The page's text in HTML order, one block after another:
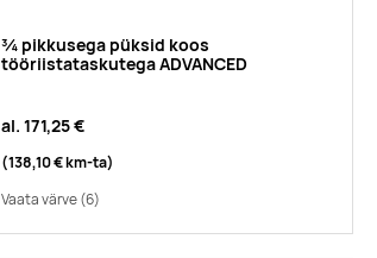
¾ pikkusega püksid koos
tööriistataskutega ADVANCED
al. 171,25 €
(138,10 €km-ta)
Vaata värve(6)